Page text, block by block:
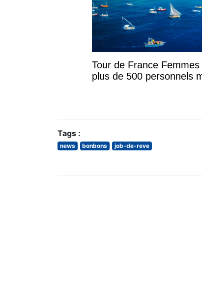
Tour de France
plus de 500 personnels
Tags :
news bonbons job-de-reve